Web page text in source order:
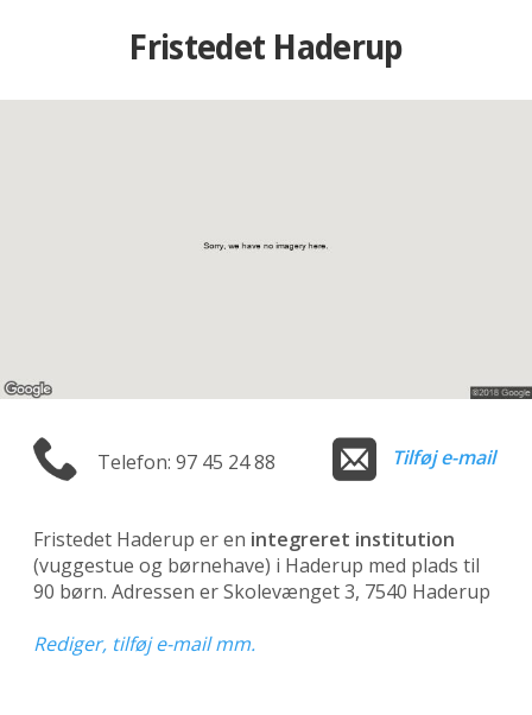
Fristedet Haderup
Telefon: 97 45 24 88 Tilføj e-mail
Fristedet Haderup er en integreret institution
(vuggestue og børnehave) i Haderup med plads til
90 børn. Adressen er Skolevænget 3, 7540 Haderup
Rediger, tilføj e-mail mm.